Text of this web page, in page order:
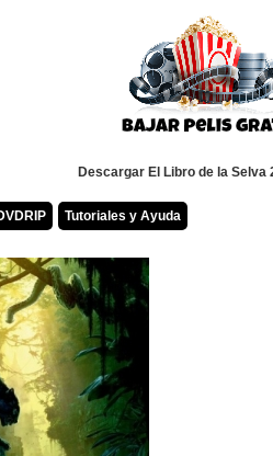
Descargar El Libro de la Selva
Tutoriales y Ayuda